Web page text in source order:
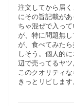
注文してから届
にその旨記載が
ちゃ混ぜで入っ
が、特に問題無
が、食べてみた
しそう。個人的
辺で売ってるヤ
このクオリティ
きっとリピします